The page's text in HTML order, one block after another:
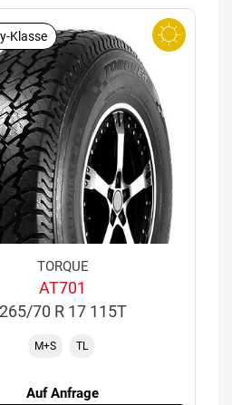
Klasse
TORQUE
AT701
265/70 R 17 115T
M+S TL
Auf Anfrage